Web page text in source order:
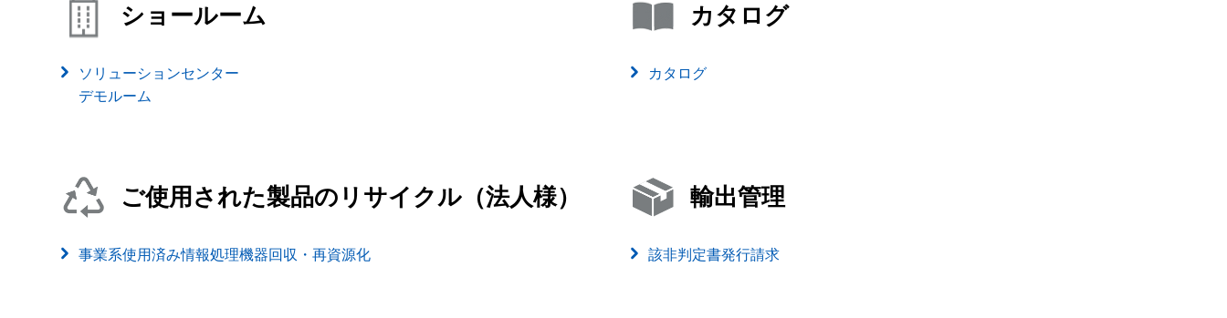
ショールーム
ソリューションセンター
デモルーム
カタログ
カタログ
ご使用された製品のリサイクル（法人様）
事業系使用済み情報処理機器回収・再資源化
輸出管理
該非判定書発行請求